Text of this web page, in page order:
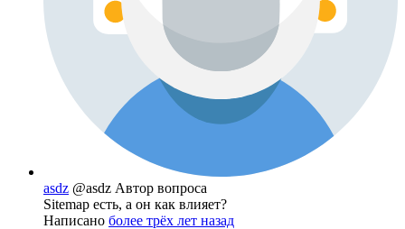
asdz @asdz Автор вопроса
Sitemap есть, а он как влияет?
Написано более трёх лет назад